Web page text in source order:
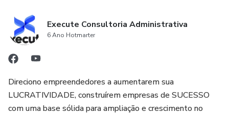
Execute Consultoria Administrativa
6 Ano Hotmarter
Direciono empreendedores a aumentarem sua
LUCRATIVIDADE, construírem empresas de SUCESSO
com uma base sólida para ampliação e crescimento no